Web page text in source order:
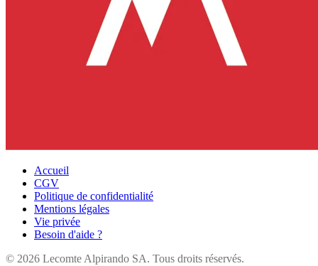
Accueil
CGV
Politique de confidentialité
Mentions légales
Vie privée
Besoin d'aide ?
© 2026 Lecomte Alpirando SA. Tous droits réservés.